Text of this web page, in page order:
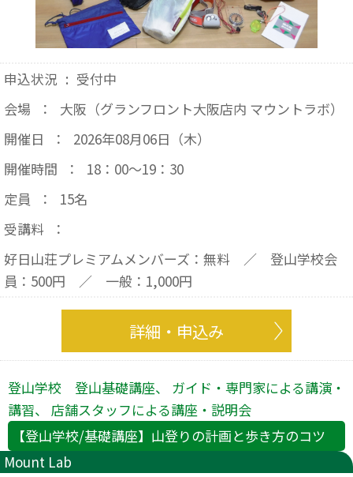
申込状況 : 受付中
会場
：
大阪（グランフロント大阪店内 マウントラボ）
開催日
：
2026年08月06日（木）
開催時間
：
18：00～19：30
定員
：
15名
受講料
：
好日山荘プレミアムメンバーズ：無料 ／ 登山学校会
員：500円 ／ 一般：1,000円
詳細・申込み
登山学校 登山基礎講座、 ガイド・専門家による講演・
講習、 店舗スタッフによる講座・説明会
【登山学校/基礎講座】山登りの計画と歩き方のコツ
Mount Lab